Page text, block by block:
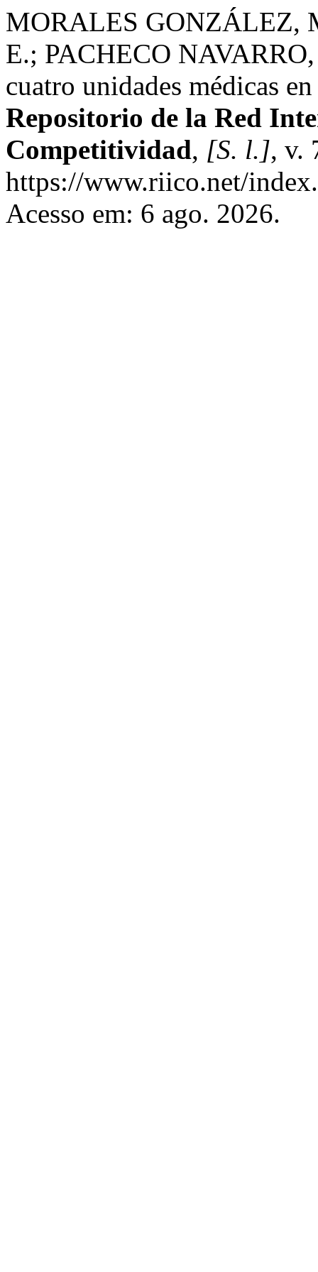
MORALES GONZÁLEZ,
E.; PACHECO
cuatro unidades médicas
Repositorio de la Red
Competitividad, [S. l.], v.
https://www.riico.net/
Acesso em: 6 ago. 2026.